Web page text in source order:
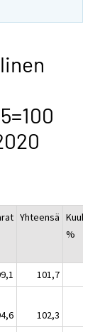
Yhteensä
%
101,7
102,3